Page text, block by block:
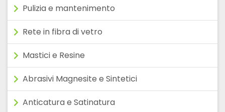
Pulizia e mantenimento
Rete in fibra di vetro
Mastici e Resine
Abrasivi Magnesite e Sintetici
Anticatura e Satinatura